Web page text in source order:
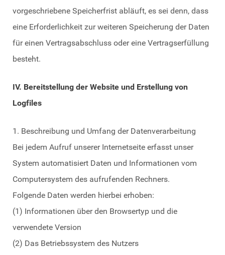
vorgeschriebene Speicherfrist abläuft, es sei denn, dass
eine Erforderlichkeit zur weiteren Speicherung der Daten
für einen Vertragsabschluss oder eine Vertragserfüllung
besteht.
IV. Bereitstellung der Website und Erstellung von
Logfiles
1. Beschreibung und Umfang der Datenverarbeitung
Bei jedem Aufruf unserer Internetseite erfasst unser
System automatisiert Daten und Informationen vom
Computersystem des aufrufenden Rechners.
Folgende Daten werden hierbei erhoben:
(1) Informationen über den Browsertyp und die
verwendete Version
(2) Das Betriebssystem des Nutzers